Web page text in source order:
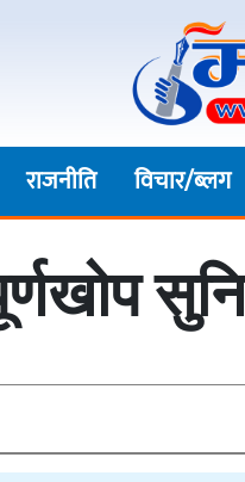
राजनीति विचार/ब्लग